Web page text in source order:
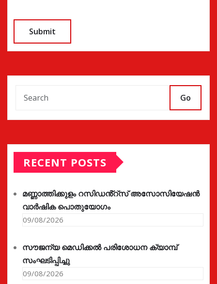
Go
RECENT POSTS
മണ്ണാത്തിക്കുളം റസിഡൻ്റ്സ് അസോസിയേഷൻ
വാർഷിക പൊതുയോഗം
09/08/2026
സൗജന്യ മെഡിക്കൽ പരിശോധന ക്യാമ്പ്
സംഘടിപ്പിച്ചു
09/08/2026